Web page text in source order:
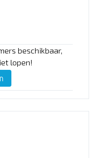
beschikbaar,
lopen!